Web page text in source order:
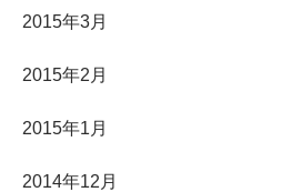
2015年3月
2015年2月
2015年1月
2014年12月